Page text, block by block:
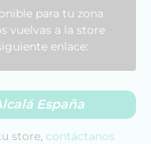
para tu zona
vuelvas a la store
enlace:
España
store, contáctanos